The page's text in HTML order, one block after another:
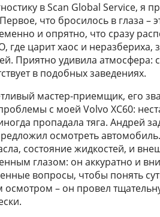
в Scan Global Service, я
что бросилось в глаза –
и опрятно, что сразу
где царит хаос и неразбериха,
Приятно удивила атмосфера:
в подобных заведениях.
мастер-приемщик, его
с моей Volvo XC60:
пропадала тяга. Андрей
осмотреть
состояние жидкостей, и
глазом: он аккуратно и
вопросы, чтобы понять
– он провел